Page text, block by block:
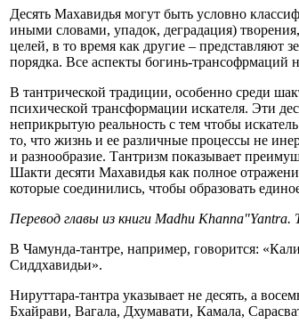
Десять Махавидья могут быть условно
иными словами, упадок, деградация)
целей, в то время как другие –
порядка. Все аспекты богинь-трансофрмаций
В тантрической традиции, особенно среди
психической трансформации искателя. Эти
неприкрытую реальность с тем чтобы
то, что жизнь и ее различные процессы не
и разнообразие. Тантризм показывает
Шакти десяти Махавидья как полное
которые соединились, чтобы образовать
Перевод главы из книги Madhu
В Чамунда-тантре, например, говорится:
Сиддхавидьи».
Нируттара-тантра указывает не десять, а
Бхайрави, Вагала, Дхумавати, Камала,